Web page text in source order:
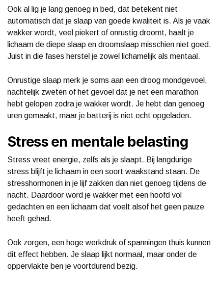
Ook al lig je lang genoeg in bed, dat betekent niet
automatisch dat je slaap van goede kwaliteit is. Als je vaak
wakker wordt, veel piekert of onrustig droomt, haalt je
lichaam de diepe slaap en droomslaap misschien niet goed.
Juist in die fases herstel je zowel lichamelijk als mentaal.
Onrustige slaap merk je soms aan een droog mondgevoel,
nachtelijk zweten of het gevoel dat je net een marathon
hebt gelopen zodra je wakker wordt. Je hebt dan genoeg
uren gemaakt, maar je batterij is niet echt opgeladen.
Stress en mentale belasting
Stress vreet energie, zelfs als je slaapt. Bij langdurige
stress blijft je lichaam in een soort waakstand staan. De
stresshormonen in je lijf zakken dan niet genoeg tijdens de
nacht. Daardoor word je wakker met een hoofd vol
gedachten en een lichaam dat voelt alsof het geen pauze
heeft gehad.
Ook zorgen, een hoge werkdruk of spanningen thuis kunnen
dit effect hebben. Je slaap lijkt normaal, maar onder de
oppervlakte ben je voortdurend bezig.